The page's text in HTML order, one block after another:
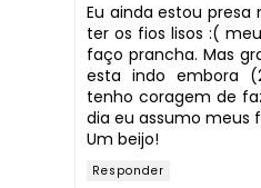
Eu ainda estou
ter os fios lisos :(
faço prancha. Mas
esta indo embora
tenho coragem de
dia eu assumo meus
Um beijo!
Responder